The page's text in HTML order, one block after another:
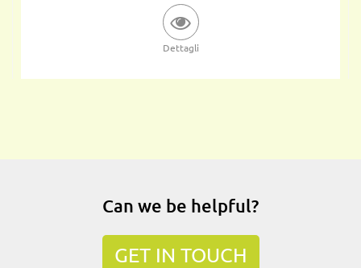
Dettagli
Can we be helpful?
GET IN TOUCH